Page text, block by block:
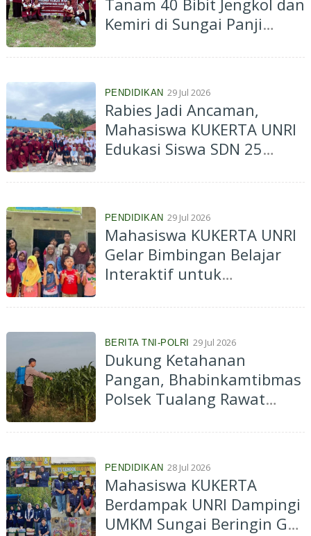
Tanam 40 Bibit Jengkol dan
Kemiri di Sungai Panji
dan Mitigasi Banjir
PENDIDIKAN 29 Jul 2026
Rabies Jadi Ancaman,
Mahasiswa KUKERTA UNRI
Edukasi Siswa SDN 25
Pencegahan Sejak Dini
PENDIDIKAN 29 Jul 2026
Mahasiswa KUKERTA UNRI
Gelar Bimbingan Belajar
Interaktif untuk
Belajar Anak di Tanjung
BERITA TNI-POLRI 29 Jul 2026
Dukung Ketahanan
Pangan, Bhabinkamtibmas
Polsek Tualang Rawat
Pupuk
PENDIDIKAN 28 Jul 2026
Mahasiswa KUKERTA
Berdampak UNRI Dampingi
UMKM Sungai Beringin Go